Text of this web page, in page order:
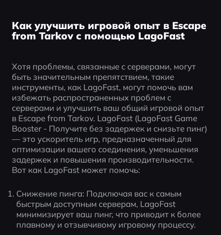
Как улучшить игровой опыт в Escape
from Tarkov с помощью LagoFast
Хотя проблемы, связанные с серверами, могут
быть значительным препятствием, такие
инструменты, как LagoFast, могут помочь вам
избежать распространенных проблем с
серверами и улучшить ваш общий игровой опыт
в Escape from Tarkov. LagoFast (LagoFast Game
Booster - Получите без задержек и снизьте пинг)
— это ускоритель игр, предназначенный для
оптимизации вашего соединения, уменьшения
задержек и повышения производительности.
Вот как LagoFast может помочь:
Снижение пинга: Подключая вас к самым
быстрым доступным серверам, LagoFast
минимизирует ваш пинг, что приводит к более
плавному и отзывчивому игровому процессу.